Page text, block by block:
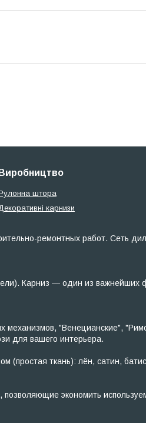
Виробництво
штора
Декоративні карнизи
ремонтных работ. Сеть
Карниз — один из важнейших
"Венецианские",
для вашего интерьера.
(простая ткань): лён, сатин,
экономить